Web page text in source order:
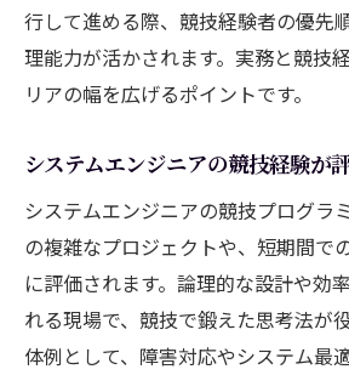
行して進める際、競技経験者の優先
理能力が活かされます。実務と競技
リアの幅を広げるポイントです。
システムエンジニアの競技経験が
システムエンジニアの競技プログラ
の複雑なプロジェクトや、短期間で
に評価されます。論理的な設計や効
れる現場で、競技で鍛えた思考法が
体例として、障害対応やシステム最